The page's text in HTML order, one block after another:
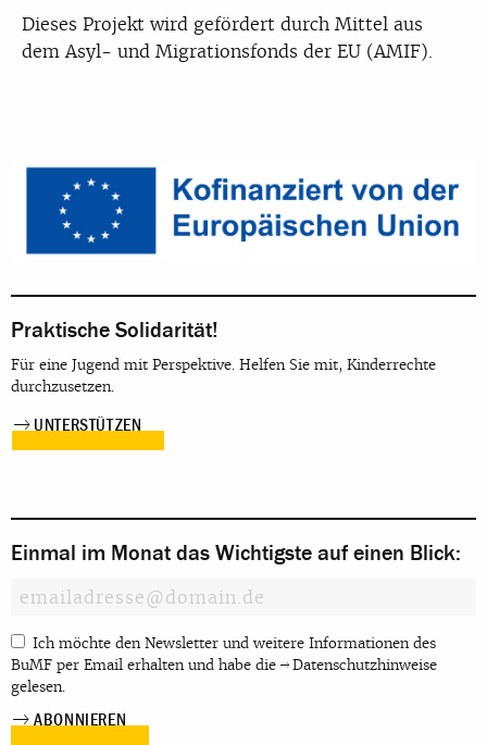
Dieses Projekt wird gefördert durch Mittel aus
dem Asyl- und Migrationsfonds der EU (AMIF).
Praktische Solidarität!
Für eine Jugend mit Perspektive. Helfen Sie mit, Kinderrechte
durchzusetzen.
UNTERSTÜTZEN
Einmal im Monat das Wichtigste auf einen Blick:
Ich möchte den Newsletter und weitere Informationen des
BuMF per Email erhalten und habe die
Datenschutzhinweise
gelesen.